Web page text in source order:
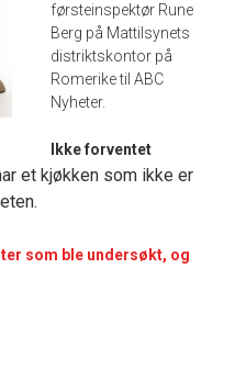
førsteinspektør Rune
Berg på Mattilsynets
distriktskontor på
Romerike til ABC
Nyheter.
Ikke forventet
et kjøkken som ikke er
som ble undersøkt, og